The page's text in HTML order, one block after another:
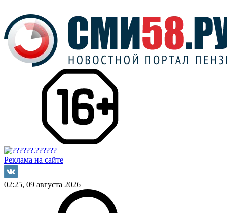
Реклама на сайте
02:25, 09 августа 2026